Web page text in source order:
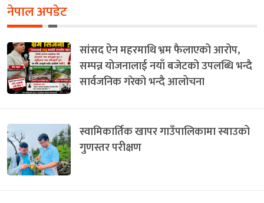
नेपाल अपडेट
सांसद ऐन महरमाथि भ्रम फैलाएको आरोप,
सम्पन्न योजनालाई नयाँ बजेटको उपलब्धि भन्दै
सार्वजनिक गरेको भन्दै आलोचना
स्वामिकार्तिक खापर गाउँपालिकामा स्याउको
गुणस्तर परीक्षण